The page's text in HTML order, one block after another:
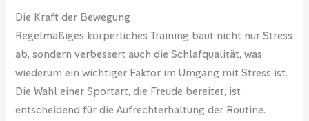
Die Kraft der Bewegung
Regelmäßiges körperliches Training baut nicht nur Stress
ab, sondern verbessert auch die Schlafqualität, was
wiederum ein wichtiger Faktor im Umgang mit Stress ist.
Die Wahl einer Sportart, die Freude bereitet, ist
entscheidend für die Aufrechterhaltung der Routine.